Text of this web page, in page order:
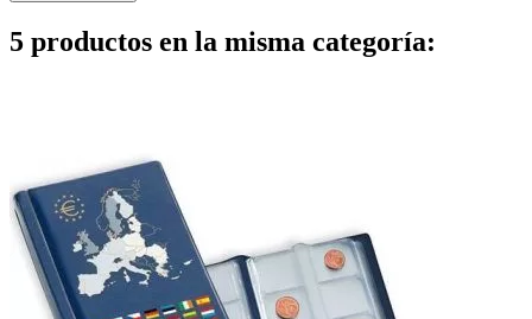
5 productos en la misma categoría: